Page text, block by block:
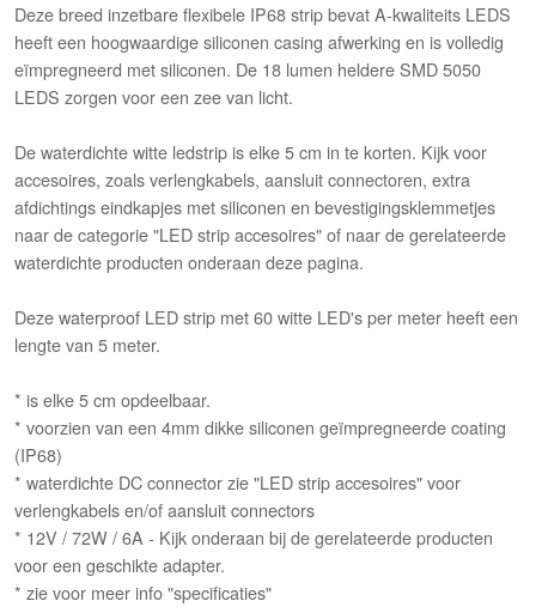
Deze breed inzetbare flexibele IP68 strip bevat A-kwaliteits LEDS
heeft een hoogwaardige siliconen casing afwerking en is volledig
eïmpregneerd met siliconen. De 18 lumen heldere SMD 5050
LEDS zorgen voor een zee van licht.
De waterdichte witte ledstrip is elke 5 cm in te korten. Kijk voor
accesoires, zoals verlengkabels, aansluit connectoren, extra
afdichtings eindkapjes met siliconen en bevestigingsklemmetjes
naar de categorie "LED strip accesoires" of naar de gerelateerde
waterdichte producten onderaan deze pagina.
Deze waterproof LED strip met 60 witte LED's per meter heeft een
lengte van 5 meter.
* is elke 5 cm opdeelbaar.
* voorzien van een 4mm dikke siliconen geïmpregneerde coating
(IP68)
* waterdichte DC connector zie "LED strip accesoires" voor
verlengkabels en/of aansluit connectors
* 12V / 72W / 6A - Kijk onderaan bij de gerelateerde producten
voor een geschikte adapter.
* zie voor meer info "specificaties"